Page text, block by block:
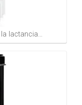
lactancia…